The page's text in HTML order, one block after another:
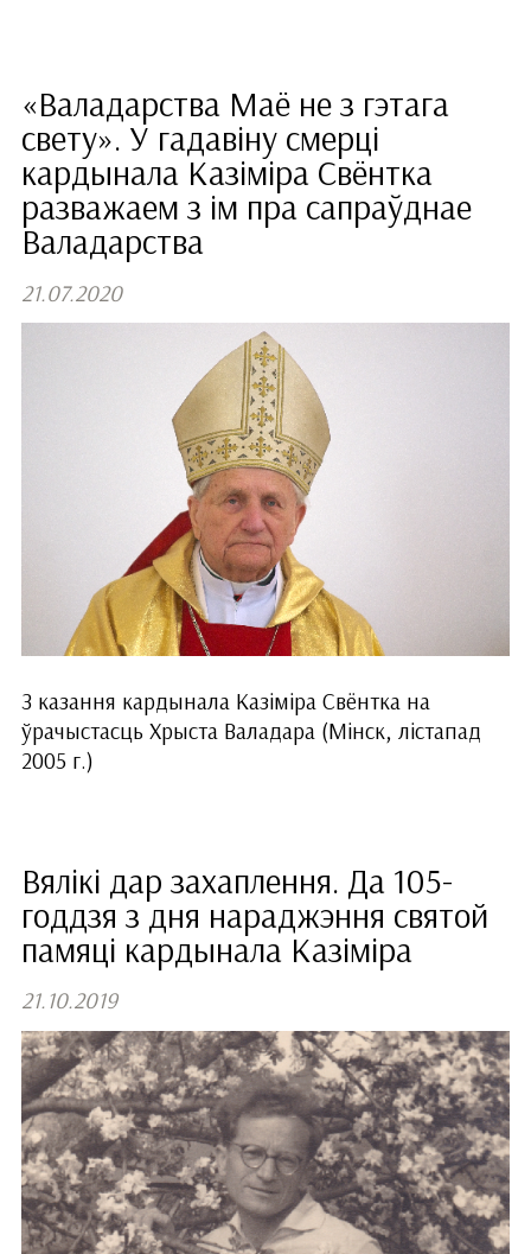
«Валадарства Маё не з гэтага
свету». У гадавіну смерці
кардынала Казіміра Свёнтка
разважаем з ім пра сапраўднае
Валадарства
21.07.2020
З казання кардынала Казіміра Свёнтка на
ўрачыстасць Хрыста Валадара (Мінск, лістапад
2005 г.)
Вялікі дар захаплення. Да 105-
годдзя з дня нараджэння святой
памяці кардынала Казіміра
21.10.2019